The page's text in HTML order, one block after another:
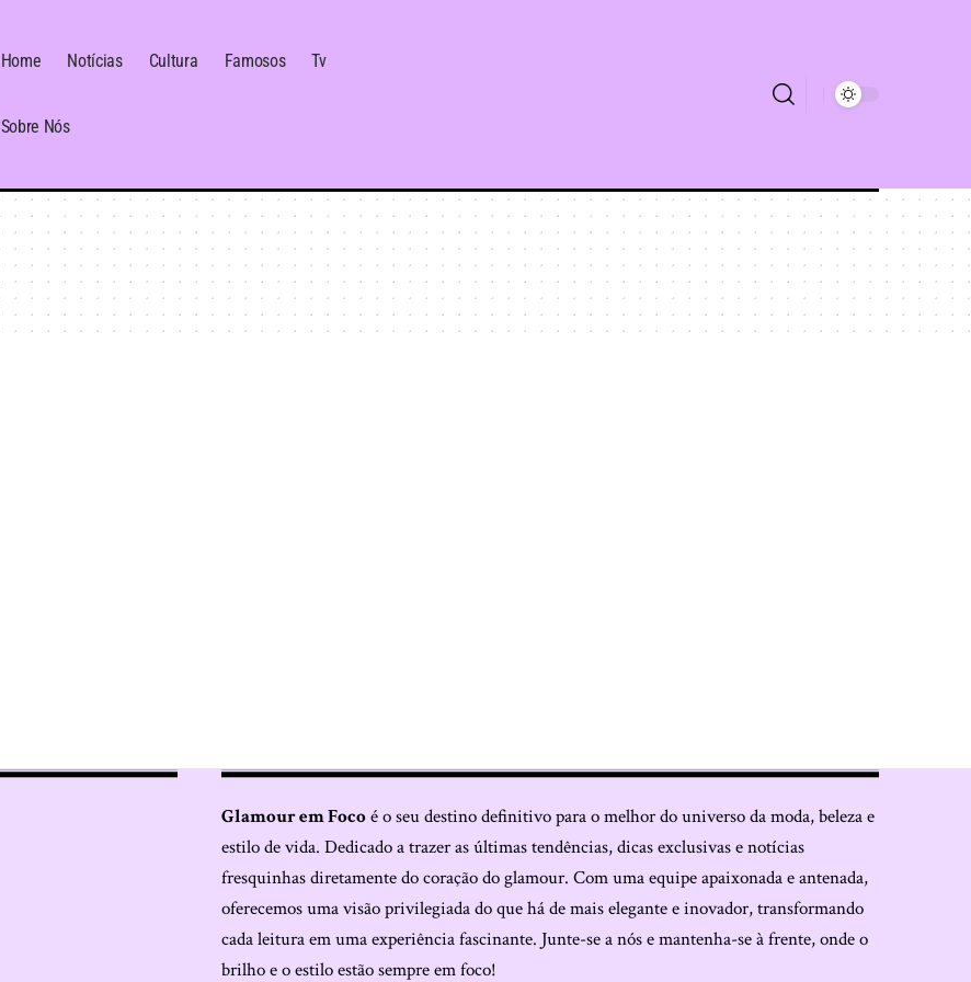
Home Notícias Cultura Famosos Tv
Sobre Nós
Glamour em Focoé o seu destino definitivo para o melhor do universo da moda, beleza e
estilo de vida. Dedicado a trazer as últimas tendências, dicas exclusivas e notícias
fresquinhas diretamente do coração do glamour. Com uma equipe apaixonada e antenada,
oferecemos uma visão privilegiada do que há de mais elegante e inovador, transformando
cada leitura em uma experiência fascinante. Junte-se a nós e mantenha-se à frente, onde o
brilho e o estilo estão sempre em foco!